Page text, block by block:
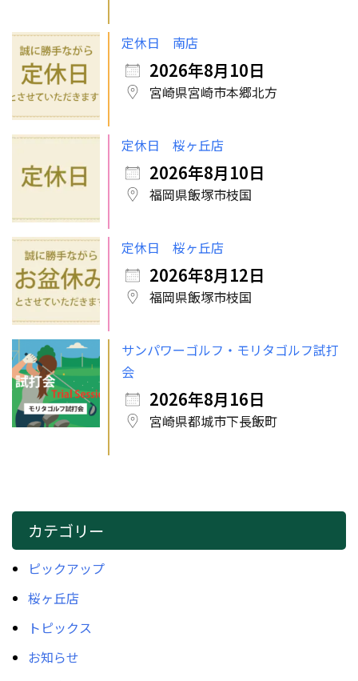
定休日 南店
2026年8月10日
宮崎県宮崎市本郷北方
定休日 桜ヶ丘店
2026年8月10日
福岡県飯塚市枝国
定休日 桜ヶ丘店
2026年8月12日
福岡県飯塚市枝国
サンパワーゴルフ・モリタゴルフ試打
会
2026年8月16日
宮崎県都城市下長飯町
カテゴリー
ピックアップ
桜ヶ丘店
トピックス
お知らせ